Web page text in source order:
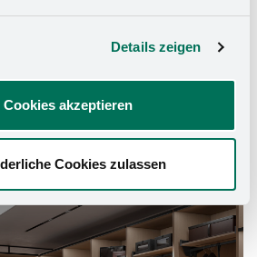
Details zeigen
Cookies akzeptieren
Cookies zulassen
Ausstattung